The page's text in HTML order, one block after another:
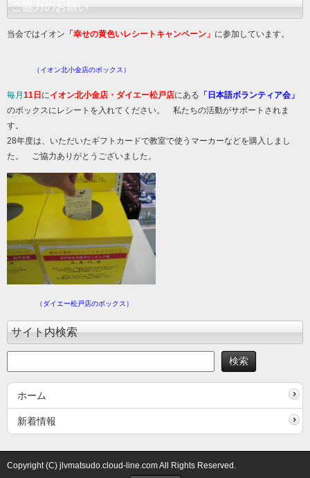
ご協力のお願い
当会ではイオン 「幸せの黄色いレシートキャンペーン」 に参加しています。
（イオン北小金店のボックス）
毎月11日にイオン北小金店・ダイエー松戸店にある 「日本語ボランティア会」
のボックスにレシートを入れてください。 私たちの活動がサポートされま
す。
28年度は、いただいたギフトカードで教室で使うマーカーなどを購入しまし
た。 ご協力ありがとうございました。
（ダイエー松戸店のボックス）
サイト内検索
ホーム
新着情報
Copyright (C) jlvmatsudo.cloud-line.com All Rights Reserved.